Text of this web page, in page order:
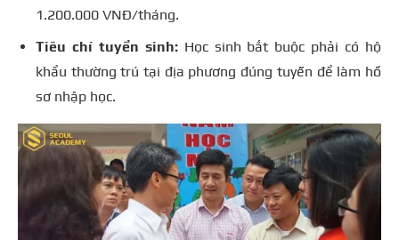
1.200.000 VNĐ/tháng.
Tiêu chí tuyển sinh: Học sinh bắt buộc phải có hộ
khẩu thường trú tại địa phương đúng tuyến để làm hồ
sơ nhập học.